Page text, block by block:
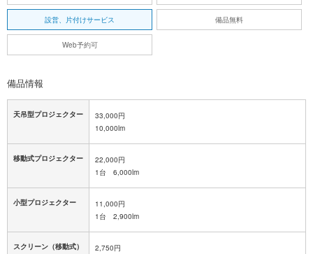
設営、片付けサービス 備品無料
Web予約可
備品情報
天吊型プロジェクター
33,000円
10,000lm
移動式プロジェクター
22,000円
1台 6,000lm
小型プロジェクター
11,000円
1台 2,900lm
スクリーン（移動式） 2,750円